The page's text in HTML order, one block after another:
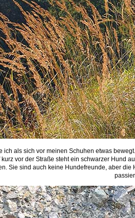
ich als sich vor meinen Schuhen etwas
kurz vor der Straße steht ein schwarzer Hund
Sie sind auch keine Hundefreunde, aber